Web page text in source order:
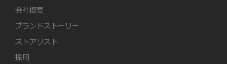
会社概要
ブランドストーリー
ストアリスト
採用